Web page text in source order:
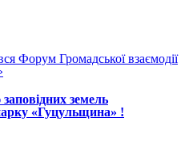
Форум Громадської взаємодії
земель
«Гуцульщина» !